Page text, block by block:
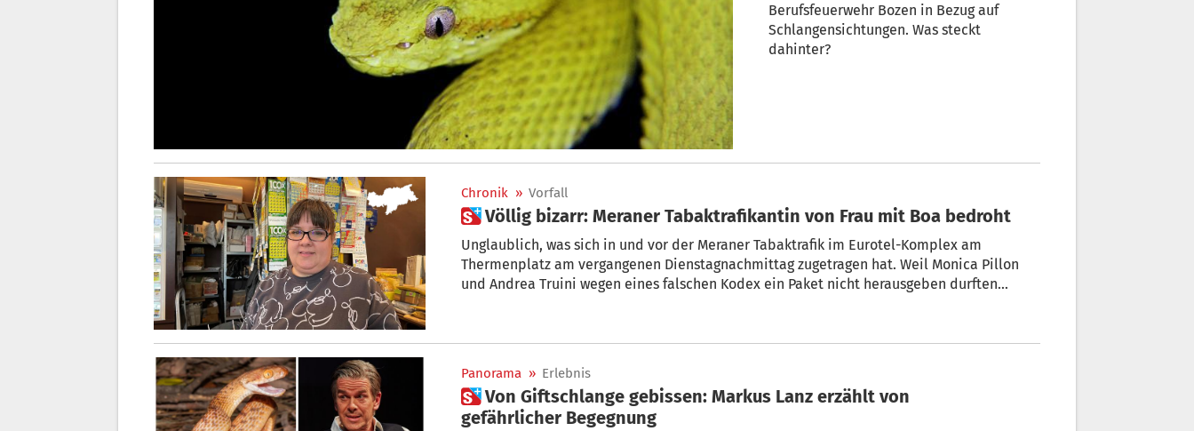
Berufsfeuerwehr Bozen in Bezug auf
Schlangensichtungen. Was steckt
dahinter?
Chronik » Vorfall
 Völlig bizarr: Meraner Tabaktrafikantin von Frau mit Boa bedroht
Unglaublich, was sich in und vor der Meraner Tabaktrafik im Eurotel-Komplex am
Thermenplatz am vergangenen Dienstagnachmittag zugetragen hat. Weil Monica Pillon
und Andrea Truini wegen eines falschen Kodex ein Paket nicht herausgeben durften
Panorama » Erlebnis
 Von Giftschlange gebissen: Markus Lanz erzählt von
gefährlicher Begegnung